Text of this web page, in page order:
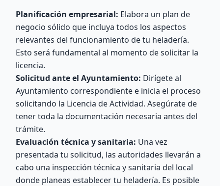
Planificación empresarial: Elabora un plan de
negocio sólido que incluya todos los aspectos
relevantes del funcionamiento de tu heladería.
Esto será fundamental al momento de solicitar la
licencia.
Solicitud ante el Ayuntamiento: Dirígete al
Ayuntamiento correspondiente e inicia el proceso
solicitando la Licencia de Actividad. Asegúrate de
tener toda la documentación necesaria antes del
trámite.
Evaluación técnica y sanitaria: Una vez
presentada tu solicitud, las autoridades llevarán a
cabo una inspección técnica y sanitaria del local
donde planeas establecer tu heladería. Es posible